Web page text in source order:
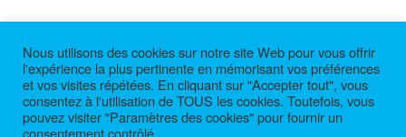
Thème :WP
Nous utilisons des cookies sur notre site Web pour vous offrir
l'expérience la plus pertinente en mémorisant vos préférences
et vos visites répétées. En cliquant sur "Accepter tout", vous
consentez à l'utilisation de TOUS les cookies. Toutefois, vous
pouvez visiter "Paramètres des cookies" pour fournir un
consentement contrôlé.